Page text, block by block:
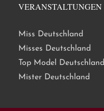
VERANSTALTUNGEN
Miss Deutschland
Misses Deutschland
Top Model Deutschland
Mister Deutschland